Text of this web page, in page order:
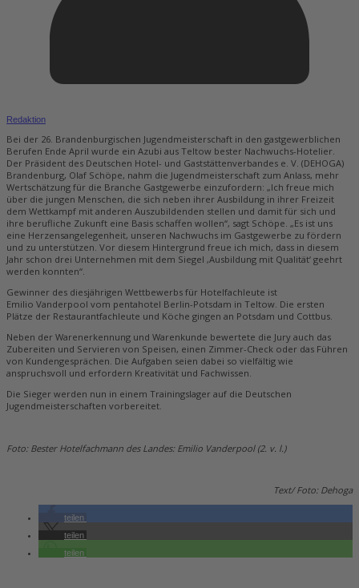
Redaktion
Bei der 26. Brandenburgischen Jugendmeisterschaft in den gastgewerblichen
Berufen Ende April wurde ein Azubi aus Teltow bester Nachwuchs-Hotelier.
Der Präsident des Deutschen Hotel- und Gaststättenverbandes e. V. ­(DEHOGA)
Brandenburg, Olaf Schöpe, nahm die Jugendmeisterschaft zum Anlass, mehr
Wertschätzung für die Branche Gastgewerbe einzufordern: „Ich freue mich
über die jungen Menschen, die sich neben ihrer Ausbildung in ihrer Freizeit
dem Wettkampf mit anderen Auszubildenden stellen und damit für sich und
ihre berufliche Zukunft eine Basis schaffen wollen“, sagt Schöpe. „Es ist uns
eine Herzensangelegenheit, unseren Nachwuchs im Gastgewerbe zu fördern
und zu unterstützen. Vor diesem Hintergrund freue ich mich, dass in diesem
Jahr schon drei Unternehmen mit dem Siegel ‚Ausbildung mit Qualität‘ geehrt
werden konnten“.
Gewinner des diesjährigen Wettbewerbs für Hotelfachleute ist
Emilio Vanderpool vom pentahotel Berlin-Potsdam in Teltow. Die ersten
Plätze der Restaurantfachleute und Köche gingen an Potsdam und Cottbus.
Neben der Warenerkennung und Warenkunde bewertete die Jury auch das
Zubereiten und Servieren von Speisen, einen Zimmer-Check oder das Führen
von Kundengesprächen. Die Aufgaben seien dabei so vielfältig wie
anspruchsvoll und erfordern Kreativität und Fachwissen.
Die Sieger werden nun in einem Trainingslager auf die Deutschen
Jugendmeisterschaften vorbereitet.
Foto: Bester Hotelfachmann des Landes: Emilio Vanderpool (2. v. l.)
Text/ Foto: Dehoga
teilen
teilen
teilen